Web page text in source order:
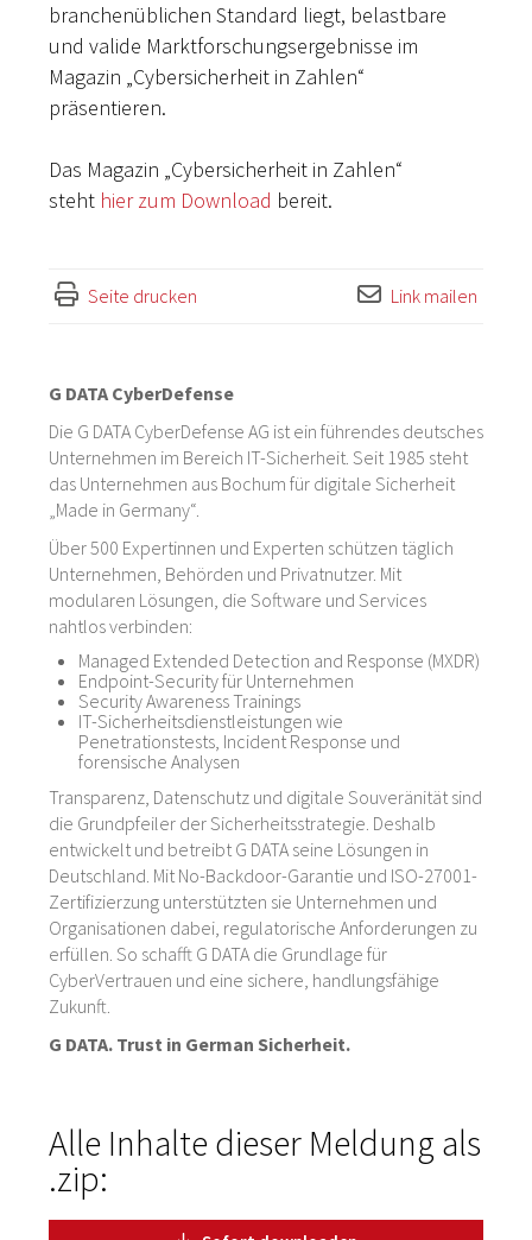
branchenüblichen Standard liegt, belastbare
und valide Marktforschungsergebnisse im
Magazin „Cybersicherheit in Zahlen“
präsentieren.
Das Magazin „Cybersicherheit in Zahlen“
steht hier zum Download bereit.
Seite drucken Link mailen
G DATA CyberDefense
Die G DATA CyberDefense AG ist ein führendes deutsches
Unternehmen im Bereich IT-Sicherheit. Seit 1985 steht
das Unternehmen aus Bochum für digitale Sicherheit
„Made in Germany“.
Über 500 Expertinnen und Experten schützen täglich
Unternehmen, Behörden und Privatnutzer. Mit
modularen Lösungen, die Software und Services
nahtlos verbinden:
Managed Extended Detection and Response (MXDR)
Endpoint-Security für Unternehmen
Security Awareness Trainings
IT-Sicherheitsdienstleistungen wie
Penetrationstests, Incident Response und
forensische Analysen
Transparenz, Datenschutz und digitale Souveränität sind
die Grundpfeiler der Sicherheitsstrategie. Deshalb
entwickelt und betreibt G DATA seine Lösungen in
Deutschland. Mit No-Backdoor-Garantie und ISO-27001-
Zertifizierzung unterstützten sie Unternehmen und
Organisationen dabei, regulatorische Anforderungen zu
erfüllen. So schafft G DATA die Grundlage für
CyberVertrauen und eine sichere, handlungsfähige
Zukunft.
G DATA. Trust in German Sicherheit.
Alle Inhalte dieser Meldung als
.zip: